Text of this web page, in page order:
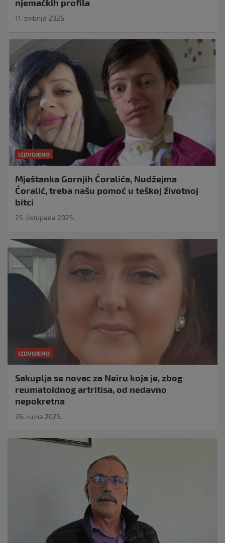
njemačkih profila
11. svibnja 2026.
IZDVOJENO
Mještanka Gornjih Ćoralića, Nudžejma
Ćoralić, treba našu pomoć u teškoj životnoj
bitci
25. listopada 2025.
IZDVOJENO
Sakuplja se novac za Neiru koja je, zbog
reumatoidnog artritisa, od nedavno
nepokretna
26. rujna 2025.